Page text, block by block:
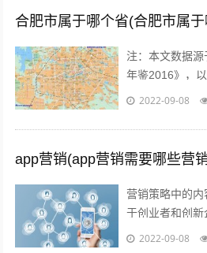
合肥市属于哪个省(合肥市属
注：本文数据
年鉴2016》，
准。图片源于视
2022-09-08
app营销(app营销需要哪些营
营销策略中的
于创业者和创
营销)、粉丝经
2022-09-08